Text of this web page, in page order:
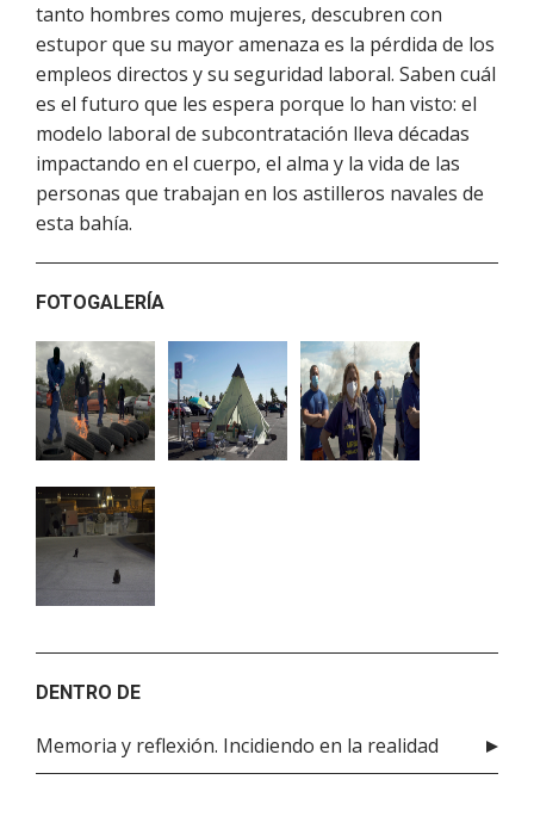
tanto hombres como mujeres, descubren con
estupor que su mayor amenaza es la pérdida de los
empleos directos y su seguridad laboral. Saben cuál
es el futuro que les espera porque lo han visto: el
modelo laboral de subcontratación lleva décadas
impactando en el cuerpo, el alma y la vida de las
personas que trabajan en los astilleros navales de
esta bahía.
FOTOGALERÍA
DENTRO DE
Memoria y reflexión. Incidiendo en la realidad